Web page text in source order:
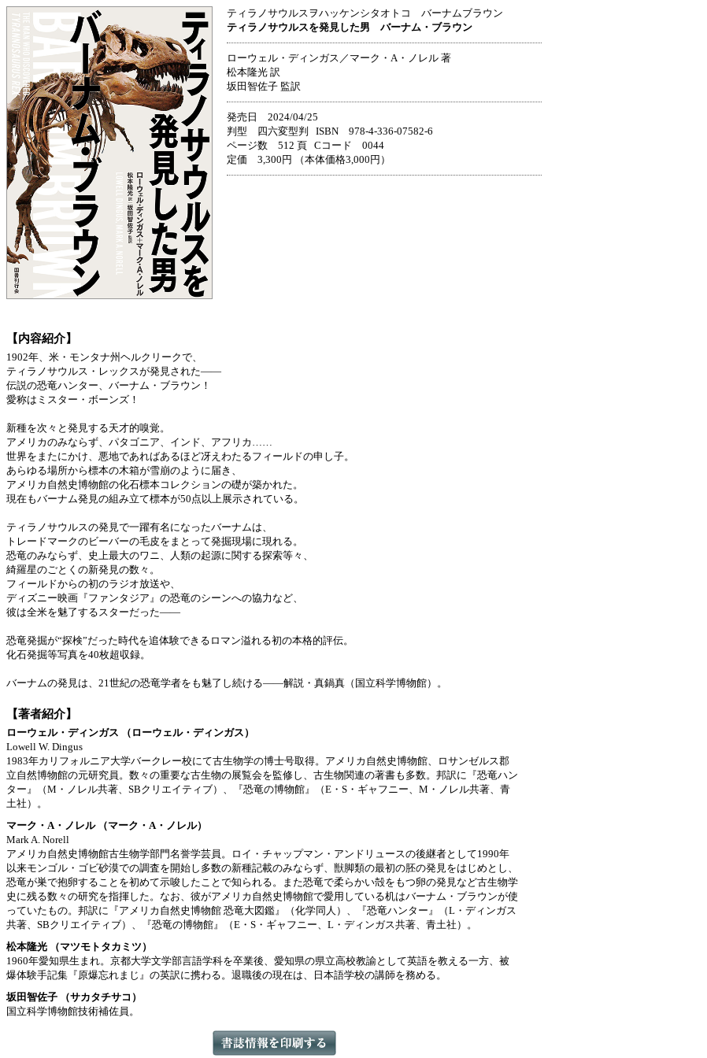
ティラノサウルスヲハッケンシタオトコ バーナムブラウン
ティラノサウルスを発見した男 バーナム・ブラウン
ローウェル・ディンガス／マーク・A・ノレル 著
松本隆光 訳
坂田智佐子 監訳
発売日 2024/04/25
判型 四六変型判 ISBN 978-4-336-07582-6
ページ数 512 頁 Cコード 0044
定価 3,300円 （本体価格3,000円）
【内容紹介】
1902年、米・モンタナ州ヘルクリークで、
ティラノサウルス・レックスが発見された――
伝説の恐竜ハンター、バーナム・ブラウン！
愛称はミスター・ボーンズ！
新種を次々と発見する天才的嗅覚。
アメリカのみならず、パタゴニア、インド、アフリカ……
世界をまたにかけ、悪地であればあるほど冴えわたるフィールドの申し子。
あらゆる場所から標本の木箱が雪崩のように届き、
アメリカ自然史博物館の化石標本コレクションの礎が築かれた。
現在もバーナム発見の組み立て標本が50点以上展示されている。
ティラノサウルスの発見で一躍有名になったバーナムは、
トレードマークのビーバーの毛皮をまとって発掘現場に現れる。
恐竜のみならず、史上最大のワニ、人類の起源に関する探索等々、
綺羅星のごとくの新発見の数々。
フィールドからの初のラジオ放送や、
ディズニー映画『ファンタジア』の恐竜のシーンへの協力など、
彼は全米を魅了するスターだった――
恐竜発掘が“探検”だった時代を追体験できるロマン溢れる初の本格的評伝。
化石発掘等写真を40枚超収録。
バーナムの発見は、21世紀の恐竜学者をも魅了し続ける――解説・真鍋真（国立科学博物館）。
【著者紹介】
ローウェル・ディンガス （ローウェル・ディンガス）
Lowell W. Dingus
1983年カリフォルニア大学バークレー校にて古生物学の博士号取得。アメリカ自然史博物館、ロサンゼルス郡
立自然博物館の元研究員。数々の重要な古生物の展覧会を監修し、古生物関連の著書も多数。邦訳に『恐竜ハン
ター』（M・ノレル共著、SBクリエイティブ）、『恐竜の博物館』（E・S・ギャフニー、M・ノレル共著、青
土社）。
マーク・A・ノレル （マーク・A・ノレル）
Mark A. Norell
アメリカ自然史博物館古生物学部門名誉学芸員。ロイ・チャップマン・アンドリュースの後継者として1990年
以来モンゴル・ゴビ砂漠での調査を開始し多数の新種記載のみならず、獣脚類の最初の胚の発見をはじめとし、
恐竜が巣で抱卵することを初めて示唆したことで知られる。また恐竜で柔らかい殻をもつ卵の発見など古生物学
史に残る数々の研究を指揮した。なお、彼がアメリカ自然史博物館で愛用している机はバーナム・ブラウンが使
っていたもの。邦訳に『アメリカ自然史博物館 恐竜大図鑑』（化学同人）、『恐竜ハンター』（L・ディンガス
共著、SBクリエイティブ）、『恐竜の博物館』（E・S・ギャフニー、L・ディンガス共著、青土社）。
松本隆光 （マツモトタカミツ）
1960年愛知県生まれ。京都大学文学部言語学科を卒業後、愛知県の県立高校教諭として英語を教える一方、被
爆体験手記集『原爆忘れまじ』の英訳に携わる。退職後の現在は、日本語学校の講師を務める。
坂田智佐子 （サカタチサコ）
国立科学博物館技術補佐員。